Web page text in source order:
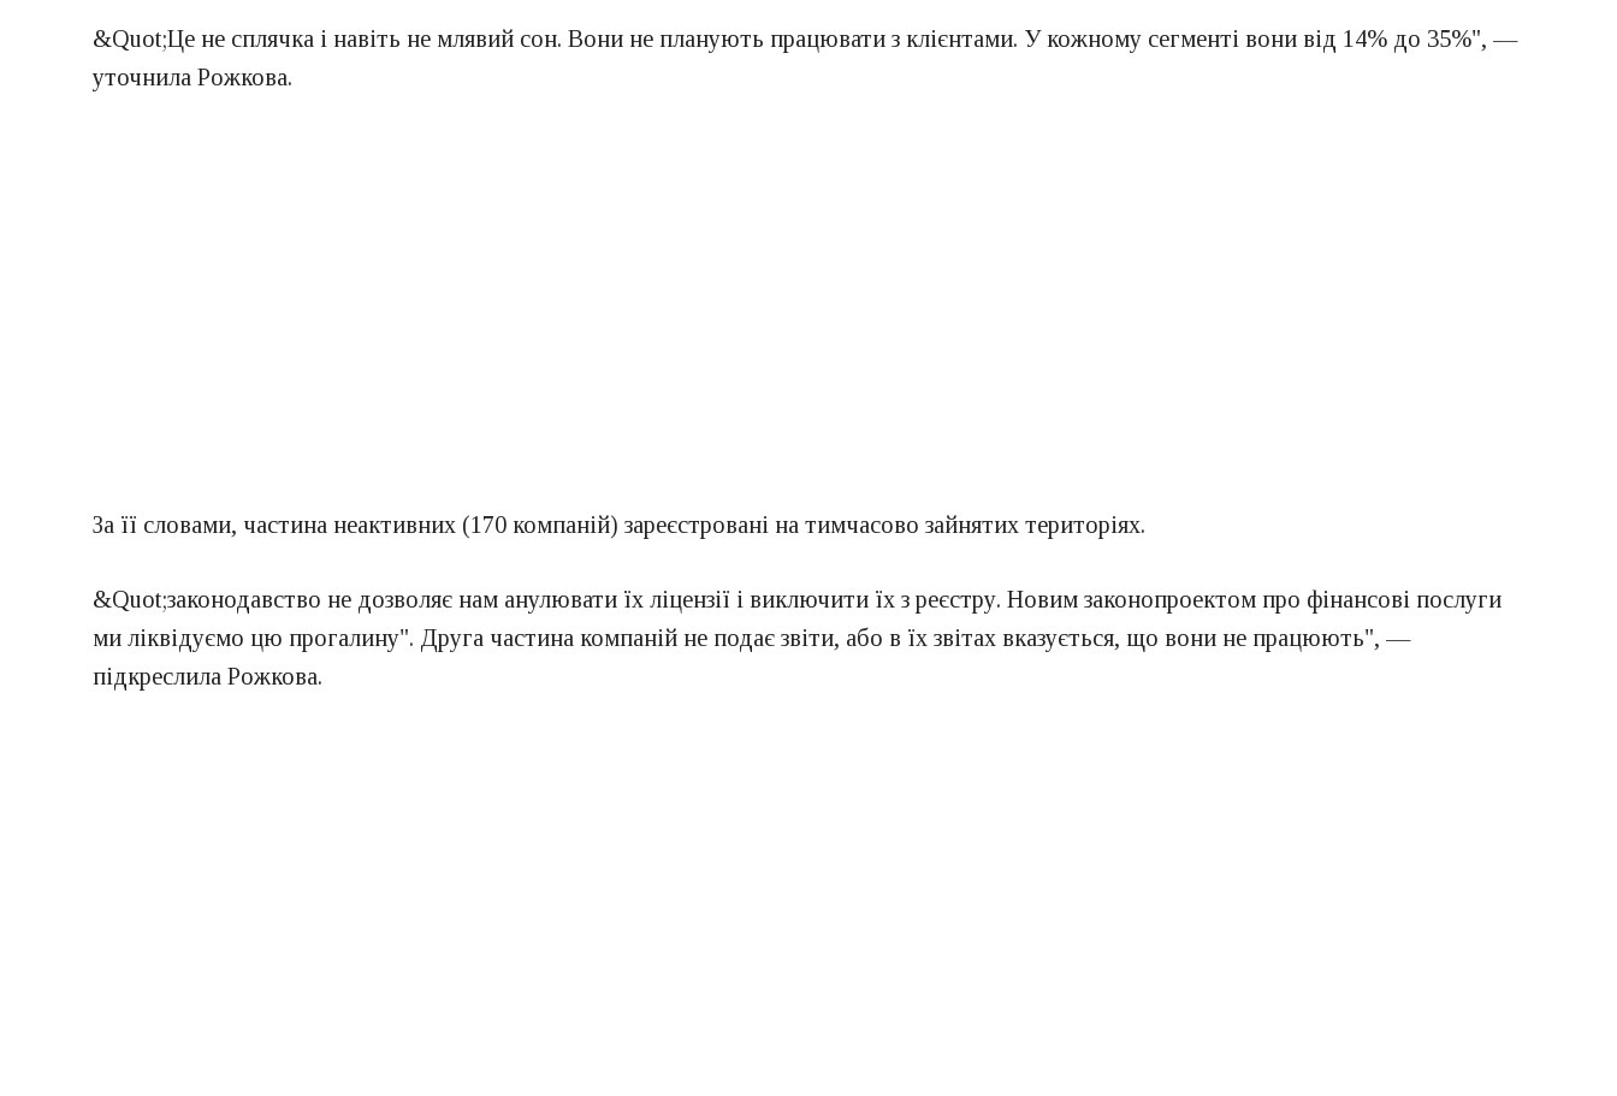
&Quot;Це не сплячка і навіть не млявий сон. Вони не планують працювати з клієнтами. У кожному сегменті вони від 14% до 35%", —
уточнила Рожкова.
За її словами, частина неактивних (170 компаній) зареєстровані на тимчасово зайнятих територіях.
&Quot;законодавство не дозволяє нам анулювати їх ліцензії і виключити їх з реєстру. Новим законопроектом про фінансові послуги
ми ліквідуємо цю прогалину". Друга частина компаній не подає звіти, або в їх звітах вказується, що вони не працюють", —
підкреслила Рожкова.